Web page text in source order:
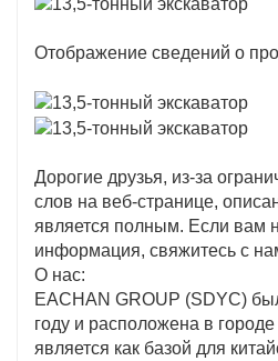
доверьтесь нашему 13,5-
Отображение сведений о
Дорогие друзья, из-за
слов на веб-странице,
является полным. Если вам
информация, свяжитесь с
О нас:
EACHAN GROUP (SDYC)
году и расположена в
является как базой для